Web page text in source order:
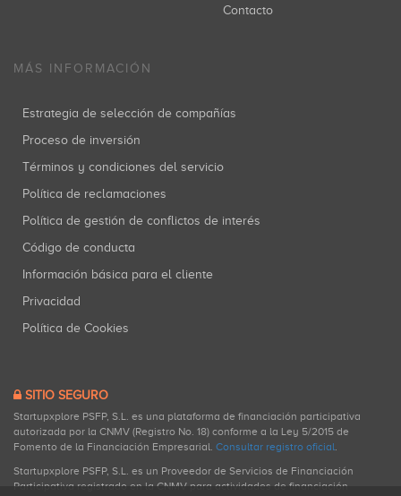
Contacto
MÁS INFORMACIÓN
Estrategia de selección de compañías
Proceso de inversión
Términos y condiciones del servicio
Política de reclamaciones
Política de gestión de conflictos de interés
Código de conducta
Información básica para el cliente
Privacidad
Política de Cookies
SITIO SEGURO
Startupxplore PSFP, S.L. es una plataforma de financiación participativa
autorizada por la CNMV (Registro No. 18) conforme a la Ley 5/2015 de
Fomento de la Financiación Empresarial. Consultar registro oficial.
Startupxplore PSFP, S.L. es un Proveedor de Servicios de Financiación
Participativa registrado en la CNMV para actividades de financiación